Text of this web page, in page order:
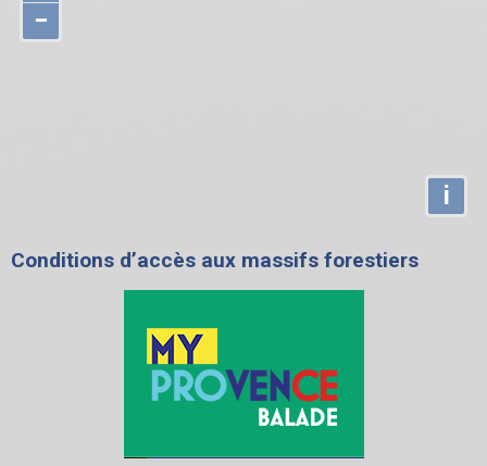
−
i
Conditions d’accès aux massifs forestiers